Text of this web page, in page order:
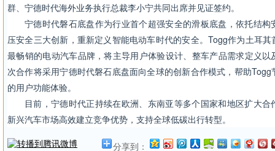
群、宁德时代海外业务执行总裁李小宁共同出席并见证签约。
宁德时代磐石底盘作为行业首个超强安全的滑板底盘，依托结构
压安全三大创新，重新定义智能电动车时代的安全。Togg作为土耳
最畅销的电动汽车品牌，将主导用户体验设计、整车产品需求定义以
次合作将采用宁德时代磐石底盘面向全球的创新合作模式，帮助
的用户功能体验。
目前，宁德时代正持续在欧洲、东南亚等多个国家和地区扩大合
新兴汽车市场高效建立竞争优势，支持全球低碳出行转型。
分享到：